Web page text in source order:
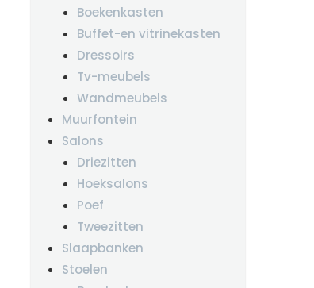
Boekenkasten
Buffet-en vitrinekasten
Dressoirs
Tv-meubels
Wandmeubels
Muurfontein
Salons
Driezitten
Hoeksalons
Poef
Tweezitten
Slaapbanken
Stoelen